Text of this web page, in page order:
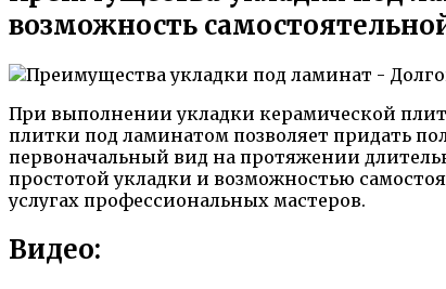
возможность
При выполнении укладки керамической
плитки под ламинатом позволяет придать
первоначальный вид на протяжении
простотой укладки и возможностью
услугах профессиональных мастеров.
Видео: